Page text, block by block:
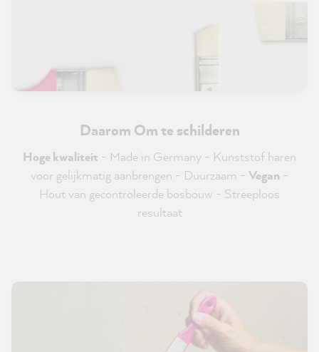
Daarom Om te schilderen
Hoge kwaliteit - Made in Germany - Kunststof haren
voor gelijkmatig aanbrengen - Duurzaam - Vegan -
Hout van gecontroleerde bosbouw - Streeploos
resultaat